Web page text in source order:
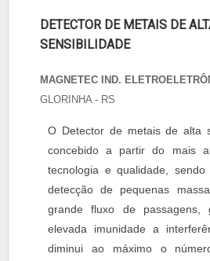
DETECTOR DE METAIS DE
SENSIBILIDADE
MAGNETEC IND.
GLORINHA - RS
O Detector de metais de alta
concebido a partir do mais
tecnologia e qualidade, sendo
detecção de pequenas
grande fluxo de passagens,
elevada imunidade a
diminui ao máximo o